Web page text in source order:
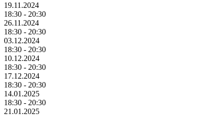
19.11.2024
18:30 - 20:30
26.11.2024
18:30 - 20:30
03.12.2024
18:30 - 20:30
10.12.2024
18:30 - 20:30
17.12.2024
18:30 - 20:30
14.01.2025
18:30 - 20:30
21.01.2025